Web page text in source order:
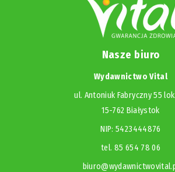
Nasze biuro
Wydawnictwo Vital
ul. Antoniuk Fabryczny 55
15-762 Białystok
NIP: 5423444876
tel. 85 654 78 06